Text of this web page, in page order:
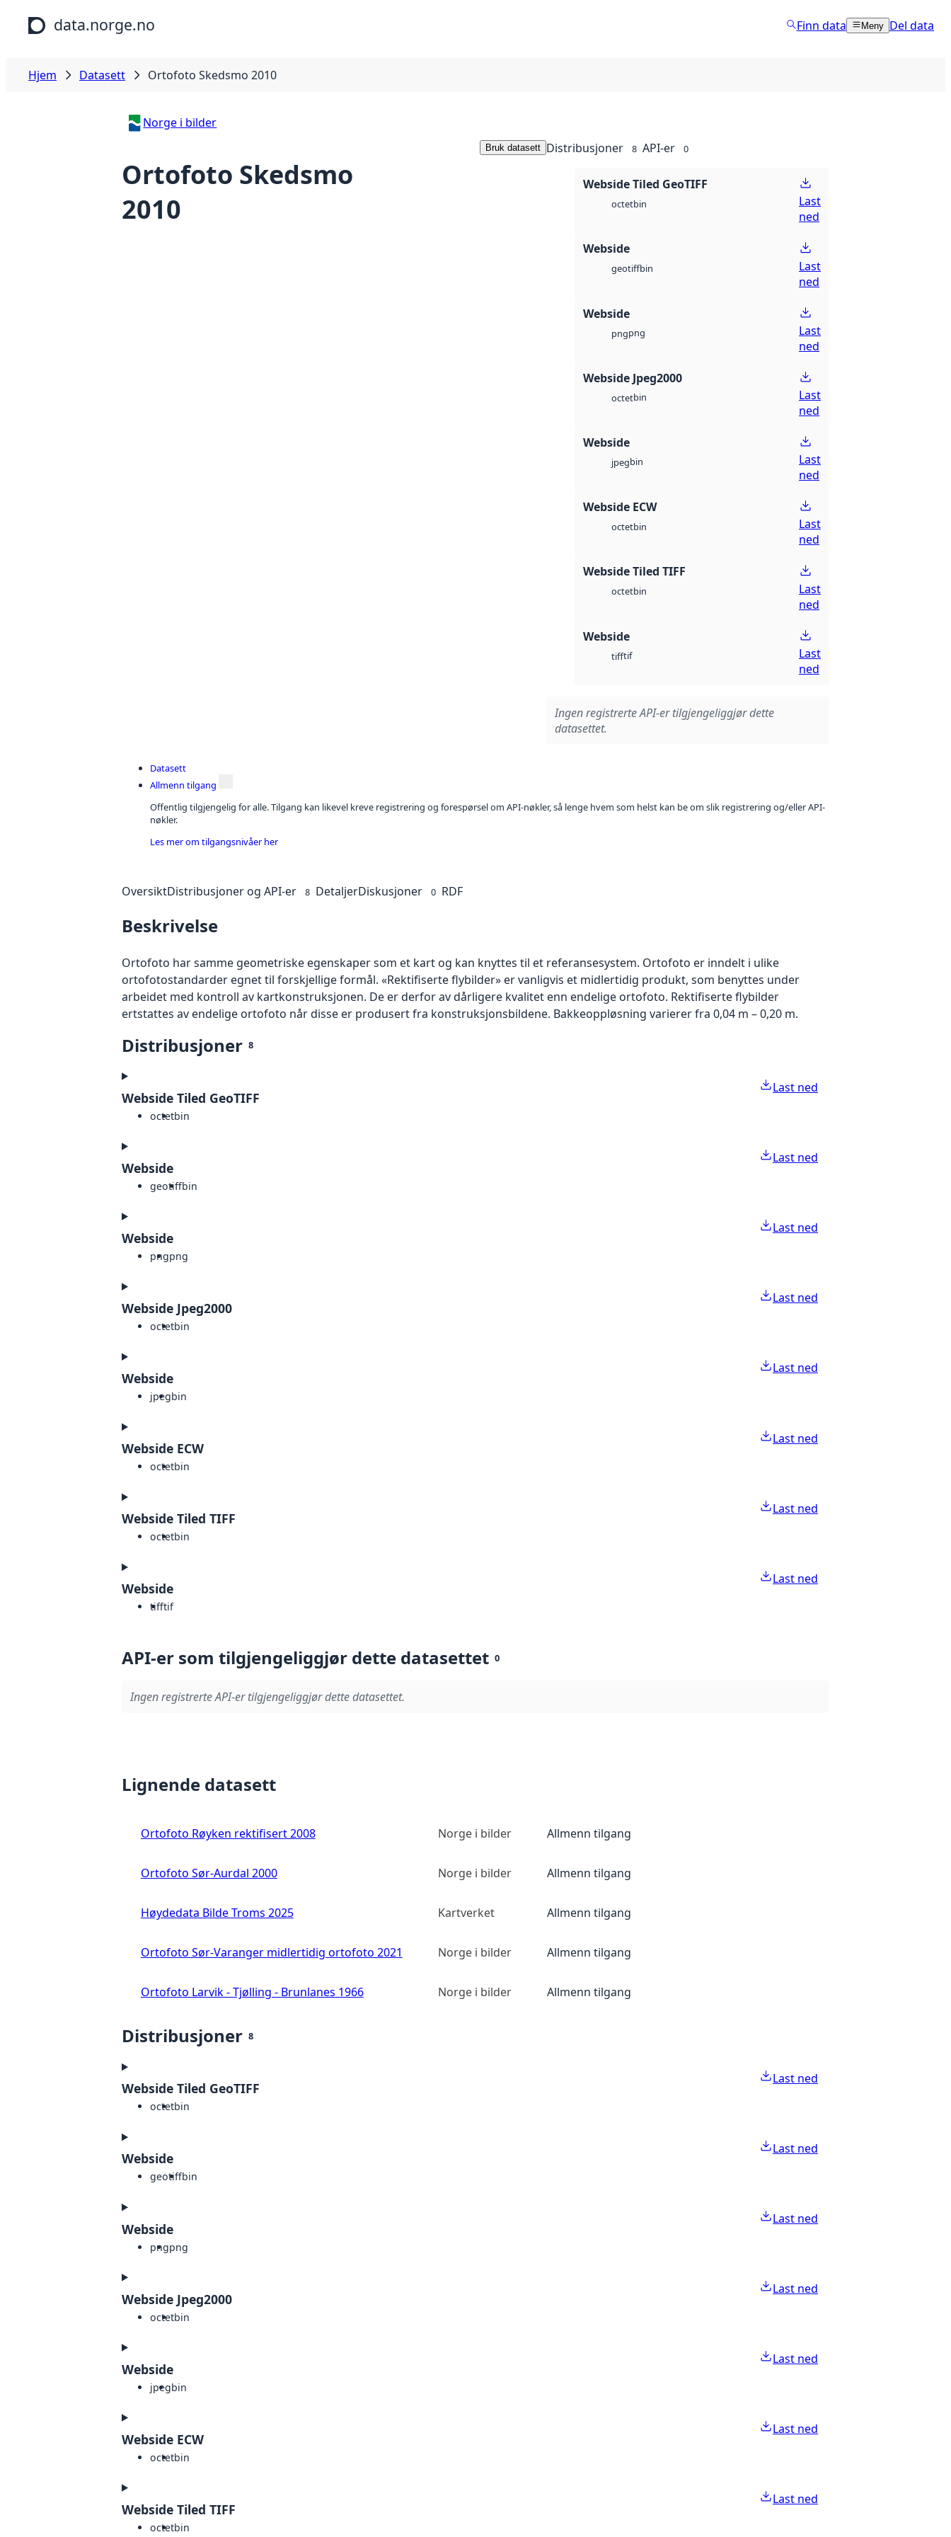
Hopp til hovedinnhold
data.norge.no Finn data Meny Del data
Hjem Datasett Ortofoto Skedsmo 2010
Norge i bilder
Ortofoto Skedsmo
2010
Bruk datasett Distribusjoner 8 API-er 0
Webside Tiled GeoTIFF
octetbin
Last
ned
Webside
geotiffbin
Last
ned
Webside
pngpng
Last
ned
Webside Jpeg2000
octetbin
Last
ned
Webside
jpegbin
Last
ned
Webside ECW
octetbin
Last
ned
Webside Tiled TIFF
octetbin
Last
ned
Webside
tifftif
Last
ned
Ingen registrerte API-er tilgjengeliggjør dette
datasettet.
Datasett
Allmenn tilgang
Offentlig tilgjengelig for alle. Tilgang kan likevel kreve registrering og forespørsel om API-nøkler, så lenge hvem som helst kan be om slik registrering og/eller API-
nøkler.
Les mer om tilgangsnivåer her
OversiktDistribusjoner og API-er 8 DetaljerDiskusjoner 0 RDF
Beskrivelse
Ortofoto har samme geometriske egenskaper som et kart og kan knyttes til et referansesystem. Ortofoto er inndelt i ulike
ortofotostandarder egnet til forskjellige formål. «Rektifiserte flybilder» er vanligvis et midlertidig produkt, som benyttes under
arbeidet med kontroll av kartkonstruksjonen. De er derfor av dårligere kvalitet enn endelige ortofoto. Rektifiserte flybilder
ertstattes av endelige ortofoto når disse er produsert fra konstruksjonsbildene. Bakkeoppløsning varierer fra 0,04 m – 0,20 m.
Distribusjoner 8
Webside Tiled GeoTIFF
octetbin
Last ned
Webside
geotiffbin
Last ned
Webside
pngpng
Last ned
Webside Jpeg2000
octetbin
Last ned
Webside
jpegbin
Last ned
Webside ECW
octetbin
Last ned
Webside Tiled TIFF
octetbin
Last ned
Webside
tifftif
Last ned
API-er som tilgjengeliggjør dette datasettet 0
Ingen registrerte API-er tilgjengeliggjør dette datasettet.
Lignende datasett
Ortofoto Røyken rektifisert 2008 Norge i bilder Allmenn tilgang
Ortofoto Sør-Aurdal 2000 Norge i bilder Allmenn tilgang
Høydedata Bilde Troms 2025 Kartverket Allmenn tilgang
Ortofoto Sør-Varanger midlertidig ortofoto 2021 Norge i bilder Allmenn tilgang
Ortofoto Larvik - Tjølling - Brunlanes 1966 Norge i bilder Allmenn tilgang
Distribusjoner 8
Webside Tiled GeoTIFF
octetbin
Last ned
Webside
geotiffbin
Last ned
Webside
pngpng
Last ned
Webside Jpeg2000
octetbin
Last ned
Webside
jpegbin
Last ned
Webside ECW
octetbin
Last ned
Webside Tiled TIFF
octetbin
Last ned